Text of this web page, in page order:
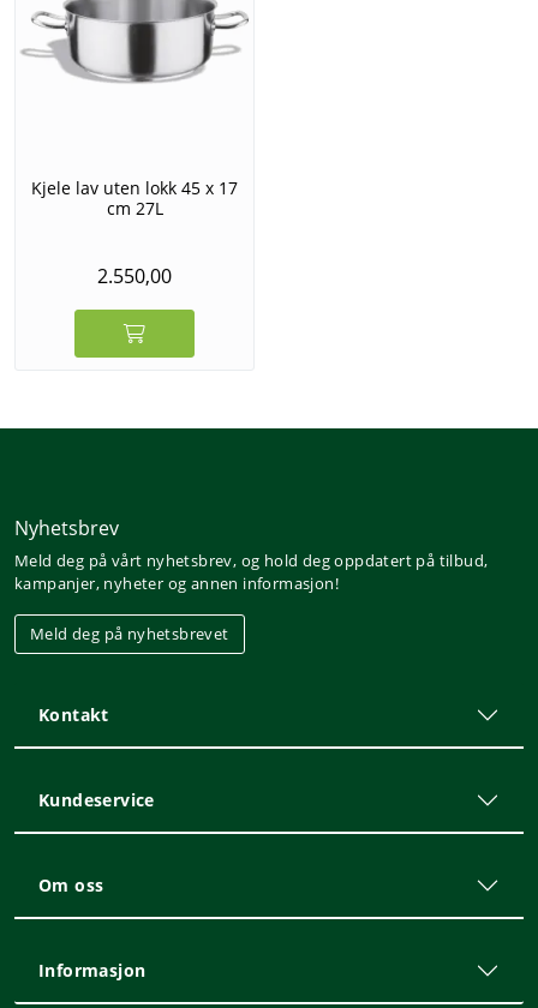
Kjele lav uten lokk 45 x 17
cm 27L
2.550,00
Nyhetsbrev
Meld deg på vårt nyhetsbrev, og hold deg oppdatert på tilbud,
kampanjer, nyheter og annen informasjon!
Meld deg på nyhetsbrevet
Kontakt
Kundeservice
Om oss
Informasjon